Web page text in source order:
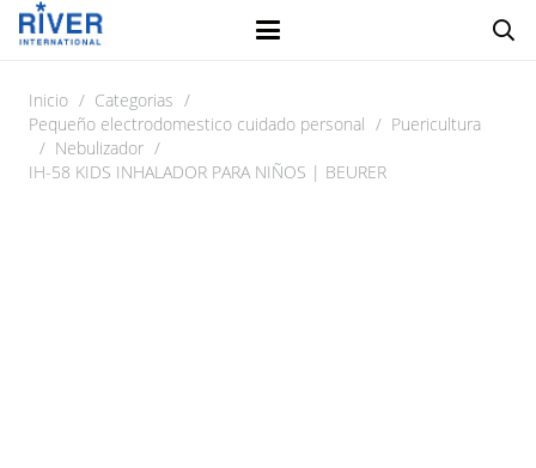
Inicio / Categorias /
Pequeño electrodomestico cuidado personal / Puericultura
/ Nebulizador /
IH-58 KIDS INHALADOR PARA NIÑOS | BEURER